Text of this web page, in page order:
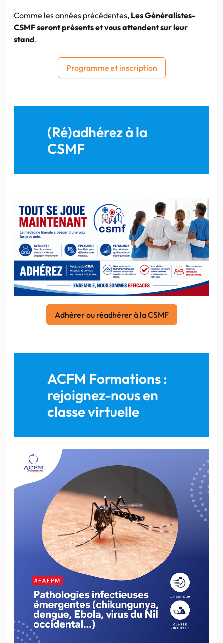
Comme les années précédentes, Les Généralistes-
CSMF seront présents et vous attendent sur leur
stand.
Programme et inscription
(Ré)adhérez à la
CSMF
Adhérer ou réadhérer à la CSMF
ACFM Formations :
rejoignez-nous en
classe virtuelle